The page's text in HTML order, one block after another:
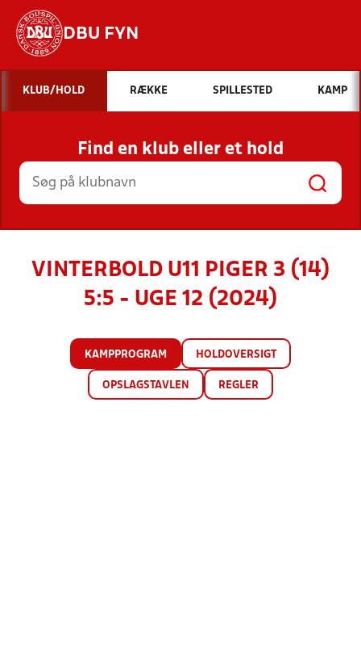
DBU FYN
Hvad vil du søge efter?
INDHOLD OG NYHEDER
STILLINGER, RESULTATER, KLUBBER OG
HOLD
KLUB/HOLD RÆKKE SPILLESTED KAMP
Find en klub eller et hold
VINTERBOLD U11 PIGER 3 (14)
5:5 - UGE 12 (2024)
KAMPPROGRAM HOLDOVERSIGT
OPSLAGSTAVLEN REGLER